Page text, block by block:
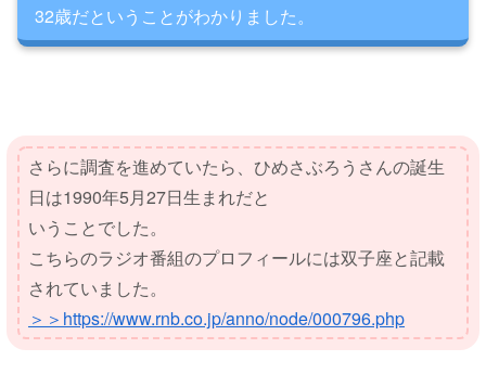
32歳だということがわかりました。
さらに調査を進めていたら、ひめさぶろうさんの誕生
日は1990年5月27日生まれだと
いうことでした。
こちらのラジオ番組のプロフィールには双子座と記載
されていました。
＞＞https://www.rnb.co.jp/anno/node/000796.php